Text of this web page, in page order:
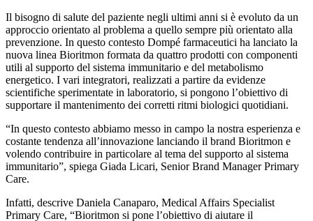
Il bisogno di salute del paziente negli ultimi anni si è evoluto da un
approccio orientato al problema a quello sempre più orientato alla
prevenzione. In questo contesto Dompé farmaceutici ha lanciato la
nuova linea Bioritmon formata da quattro prodotti con componenti
utili al supporto del sistema immunitario e del metabolismo
energetico. I vari integratori, realizzati a partire da evidenze
scientifiche sperimentate in laboratorio, si pongono l’obiettivo di
supportare il mantenimento dei corretti ritmi biologici quotidiani.
“In questo contesto abbiamo messo in campo la nostra esperienza e
costante tendenza all’innovazione lanciando il brand Bioritmon e
volendo contribuire in particolare al tema del supporto al sistema
immunitario”, spiega Giada Licari, Senior Brand Manager Primary
Care.
Infatti, descrive Daniela Canaparo, Medical Affairs Specialist
Primary Care, “Bioritmon si pone l’obiettivo di aiutare il